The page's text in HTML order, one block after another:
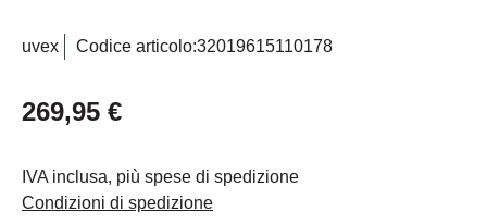
uvex Codice articolo:32019615110178
269,95 €
IVA inclusa, più spese di spedizione
Condizioni di spedizione